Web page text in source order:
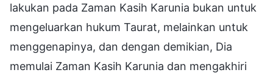
lakukan pada Zaman Kasih Karunia bukan untuk
mengeluarkan hukum Taurat, melainkan untuk
menggenapinya, dan dengan demikian, Dia
memulai Zaman Kasih Karunia dan mengakhiri